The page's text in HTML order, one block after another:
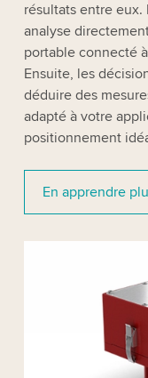
résultats entre
analyse
portable connecté
Ensuite, les
déduire des
adapté à votre
positionnement
En apprendre